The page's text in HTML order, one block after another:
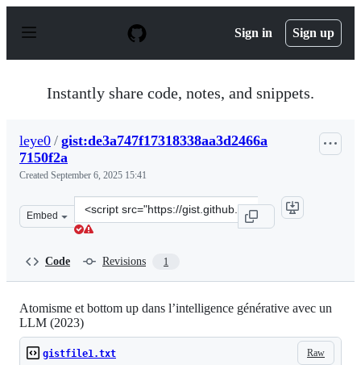
p
Sign in Sign up
Instantly share code, notes, and snippets.
leye0 / gist:de3a747f17318338aa3d2466a
7150f2a
Created September 6, 2025 15:41
Embed
Clone
this
Code Revisions 1
Atomisme et bottom up dans l’intelligence générative avec un
LLM (2023)
Raw
gistfile1.txt